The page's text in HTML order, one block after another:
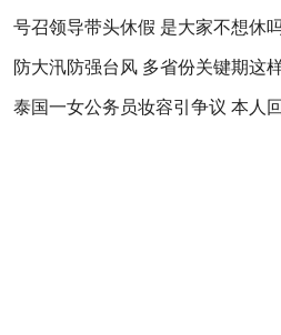
号召领导带头休假 是大家不想休
防大汛防强台风 多省份关键期这
泰国一女公务员妆容引争议 本人回应